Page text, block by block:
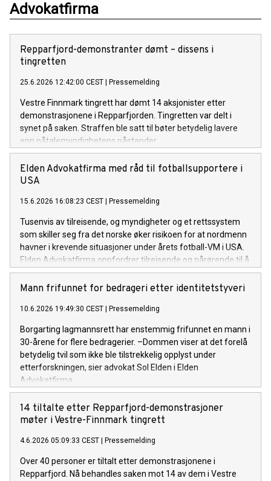
Advokatfirma
Repparfjord-demonstranter dømt – dissens i
tingretten
25.6.2026 12:42:00 CEST Pressemelding
Vestre Finnmark tingrett har dømt 14 aksjonister etter
demonstrasjonene i Repparfjorden. Tingretten var delt i
synet på saken. Straffen ble satt til bøter betydelig lavere
enn påtalemyndighetens påstander.
Elden Advokatfirma med råd til fotballsupportere i
USA
15.6.2026 16:08:23 CEST Pressemelding
Tusenvis av tilreisende, og myndigheter og et rettssystem
som skiller seg fra det norske øker risikoen for at nordmenn
havner i krevende situasjoner under årets fotball-VM i USA.
Elden Advokatfirma oppfordrer tilreisende og pårørende til å
søke bistand raskt dersom man får problemer.
Mann frifunnet for bedrageri etter identitetstyveri
10.6.2026 19:49:30 CEST Pressemelding
Borgarting lagmannsrett har enstemmig frifunnet en mann i
30-årene for flere bedragerier. –Dommen viser at det forelå
betydelig tvil som ikke ble tilstrekkelig opplyst under
etterforskningen, sier advokat Sol Elden i Elden
Advokatfirma.
14 tiltalte etter Repparfjord-demonstrasjoner
møter i Vestre-Finnmark tingrett
4.6.2026 05:09:33 CEST Pressemelding
Over 40 personer er tiltalt etter demonstrasjonene i
Repparfjord. Nå behandles saken mot 14 av dem i Vestre